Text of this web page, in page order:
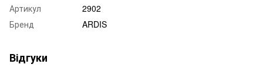
Артикул
2902
Бренд
ARDIS
Відгуки